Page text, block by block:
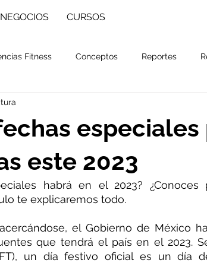
NEGOCIOS CURSOS
Fitness Conceptos Reportes
Apps &
PRUEBA
especiales
este 2023
habrá en el 2023?
te explicaremos todo.
el Gobierno de México
que tendrá el país en el 2023.
un día festivo oficial es un día